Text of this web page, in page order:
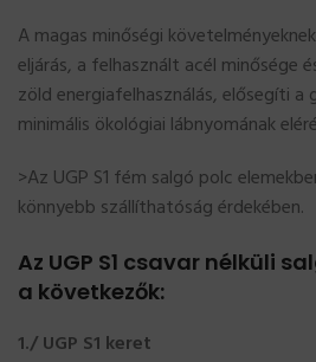
A magas minőségi
eljárás, a felhasznált acél minősége
zöld energiafelhasználás, elősegíti
minimális ökológiai lábnyomának
>Az UGP S1 fém salgó polc
könnyebb szállíthatóság érdekében.
Az UGP S1 csavar nélküli
a következők:
1./ UGP S1 keret